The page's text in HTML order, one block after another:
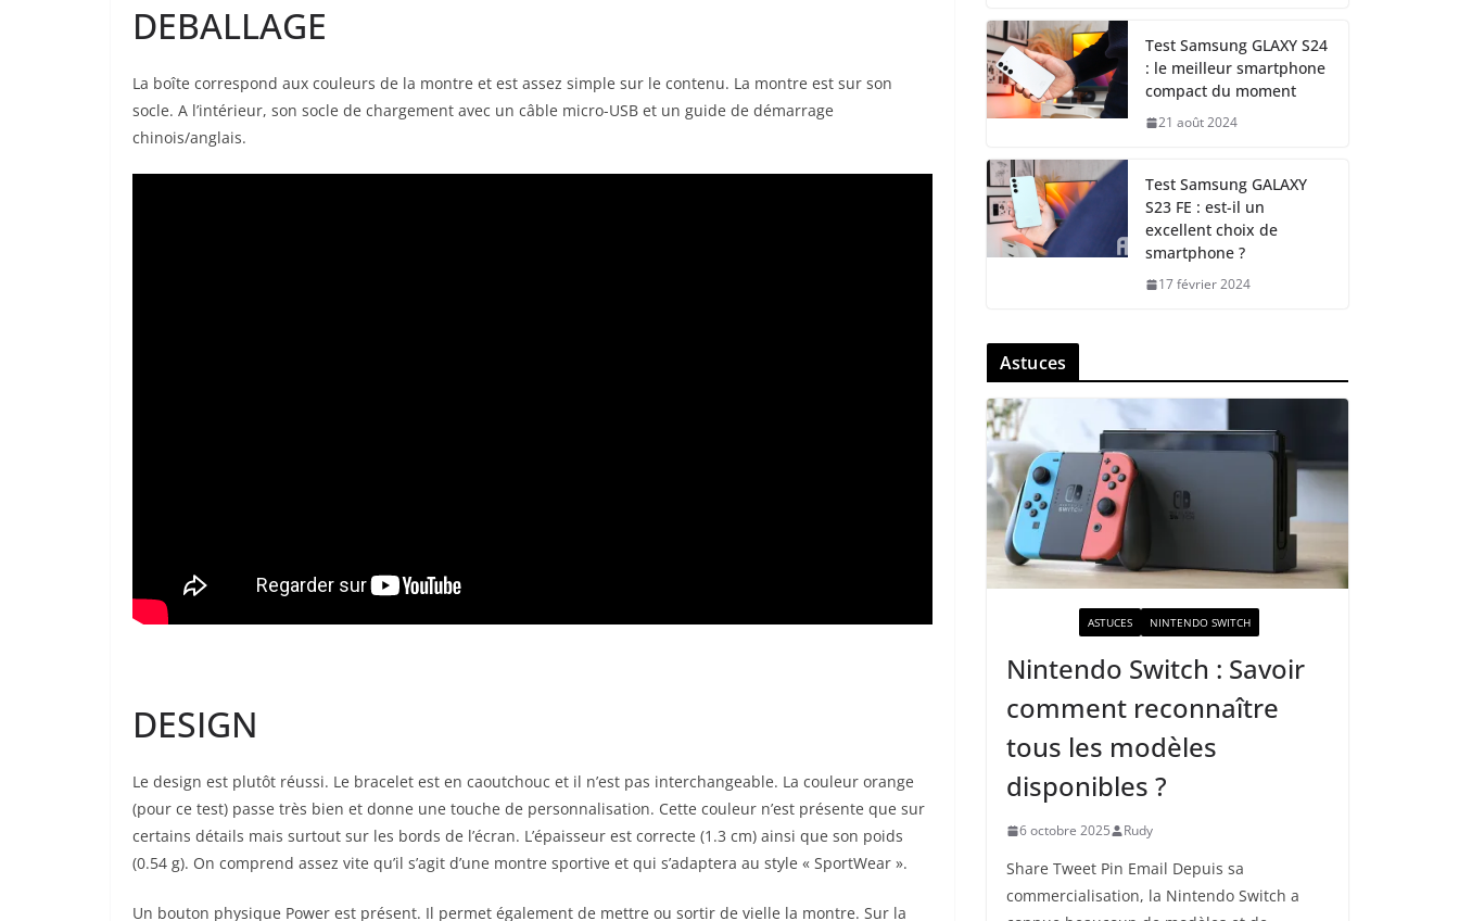
DEBALLAGE
La boîte correspond aux couleurs de la montre et est assez simple sur le contenu. La montre est sur son
socle. A l’intérieur, son socle de chargement avec un câble micro-USB et un guide de démarrage
chinois/anglais.
DESIGN
Le design est plutôt réussi. Le bracelet est en caoutchouc et il n’est pas interchangeable. La couleur orange
(pour ce test) passe très bien et donne une touche de personnalisation. Cette couleur n’est présente que sur
certains détails mais surtout sur les bords de l’écran. L’épaisseur est correcte (1.3 cm) ainsi que son poids
(0.54 g). On comprend assez vite qu’il s’agit d’une montre sportive et qui s’adaptera au style « SportWear ».
Un bouton physique Power est présent. Il permet également de mettre ou sortir de vielle la montre. Sur la
Test Samsung GLAXY S24
: le meilleur smartphone
compact du moment
21 août 2024
Test Samsung GALAXY
S23 FE : est-il un
excellent choix de
smartphone ?
17 février 2024
Astuces
ASTUCES NINTENDO SWITCH
Nintendo Switch : Savoir
comment reconnaître
tous les modèles
disponibles ?
6 octobre 2025 Rudy
Share Tweet Pin Email Depuis sa
commercialisation, la Nintendo Switch a